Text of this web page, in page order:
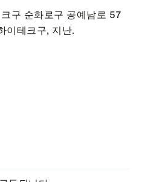
구 순화로구 공예남로 57
이테크구, 지난.